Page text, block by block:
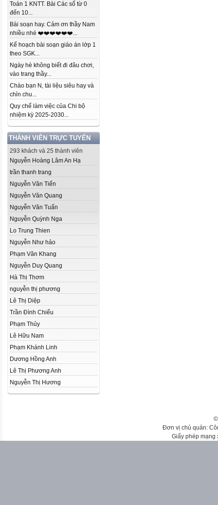
Toán 1 KNTT. Bài Các số từ 0
đến 10...
Bài soạn hay. Cảm ơn thầy Nam
nhiều nhé ❤️❤️❤️❤️❤️❤️...
Kế hoạch bài soạn giáo án lớp 1
theo SGK...
Ngày hè không biết đi đâu chơi,
vào trang thầy...
Chào bạn N, tài liệu siêu hay và
chỉn chu...
Quy chế làm việc của Chi bộ
nhiệm kỳ 2025-2030...
THÀNH VIÊN TRỰC TUYẾN
293 khách và 25 thành viên
Nguyễn Hoàng Lâm An Hạ
trần thanh trang
Nguyễn Văn Tiến
Nguyễn Văn Quang
Nguyễn Văn Tuấn
Nguyễn Quỳnh Nga
Lo Trung Thien
Nguyễn Như hảo
Phạm Văn Khang
Nguyễn Duy Quang
Hà Thị Thơm
nguyễn thị phương
Lê Thị Diệp
Trần Đình Chiểu
Phạm Thủy
Lê Hữu Nam
Phạm Khánh Linh
Dương Hồng Anh
Lê Thị Phương Anh
Nguyễn Thị Hương
Đơn vị chủ quản:
Giấy phép mạng